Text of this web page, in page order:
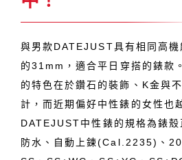
與男款DATEJUST具有相同高
的31mm，適合平日穿搭的錶款
的特色在於鑽石的裝飾、K金與
計，而近期偏好中性錶的女性也
DATEJUST中性錶的規格為錶
防水、自動上鍊(Cal.2235)、